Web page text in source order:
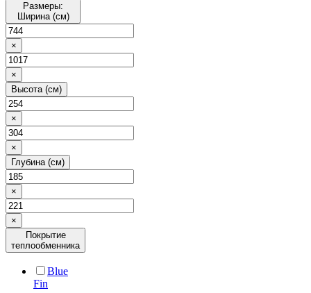
Размеры:
Ширина (см)
×
×
Высота (см)
×
×
Глубина (см)
×
×
Покрытие
теплообменника
Blue
Fin